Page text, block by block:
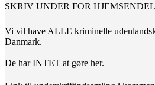
SKRIV UNDER FOR
Vi vil have ALLE kriminelle
Danmark.
De har INTET at gøre her.